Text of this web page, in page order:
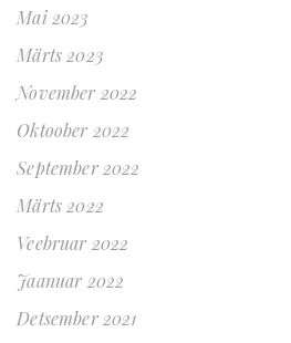
Mai 2023
Märts 2023
November 2022
Oktoober 2022
September 2022
Märts 2022
Veebruar 2022
Jaanuar 2022
Detsember 2021